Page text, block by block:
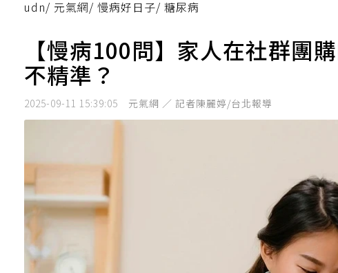
udn/ 元氣網/ 慢病好日子/ 糖尿病
【慢病100問】家人在社群團
不精準？
2025-09-11 15:39:05 元氣網 ／ 記者陳麗婷/台北報導